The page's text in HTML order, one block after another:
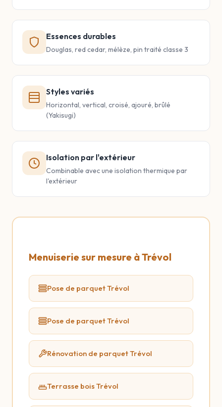
Essences durables
Douglas, red cedar, mélèze, pin traité classe 3
Styles variés
Horizontal, vertical, croisé, ajouré, brûlé
(Yakisugi)
Isolation par l'extérieur
Combinable avec une isolation thermique par
l'extérieur
Menuiserie sur mesure à Trévol
Pose de parquet Trévol
Pose de parquet Trévol
Rénovation de parquet Trévol
Terrasse bois Trévol